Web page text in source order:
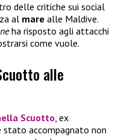
delle critiche sui social
al mare alle Maldive.
ha risposto agli attacchi
come vuole.
alle
Scuotto , ex
stato accompagnato non